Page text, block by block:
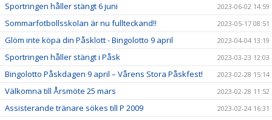
Sportringen håller stängt 6 juni 2023-06-02 14:59
Sommarfotbollsskolan är nu fullteckand!! 2023-05-17 08:51
Glöm inte köpa din Påsklott - Bingolotto 9 april 2023-04-04 13:19
Sportringen håller stängt i Påsk 2023-03-23 12:03
Bingolotto Påskdagen 9 april – Vårens Stora Påskfest! 2023-02-28 15:14
Välkomna till Årsmöte 25 mars 2023-02-28 11:52
Assisterande tränare sökes till P 2009 2023-02-24 16:31